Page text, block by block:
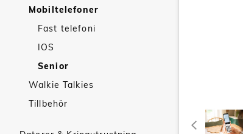
Mobiltelefoner
Fast telefoni
IOS
Senior
Walkie Talkies
Tillbehör